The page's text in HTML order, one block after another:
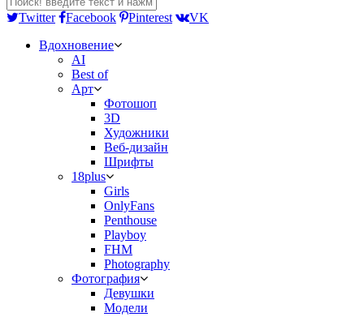
Twitter Facebook Pinterest
VK
Вдохновение
AI
Best of
Арт
Фотошоп
3D
Художники
Веб-дизайн
Шрифты
18plus
Girls
OnlyFans
Penthouse
Playboy
FHM
Photography
Фотография
Девушки
Модели